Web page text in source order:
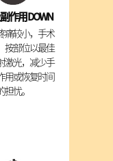
作用 DOWN
痛较小，手术
按部位以最佳
激光，减少手
用或恢复时间
担忧。